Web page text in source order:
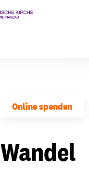
Online spenden
Wandel